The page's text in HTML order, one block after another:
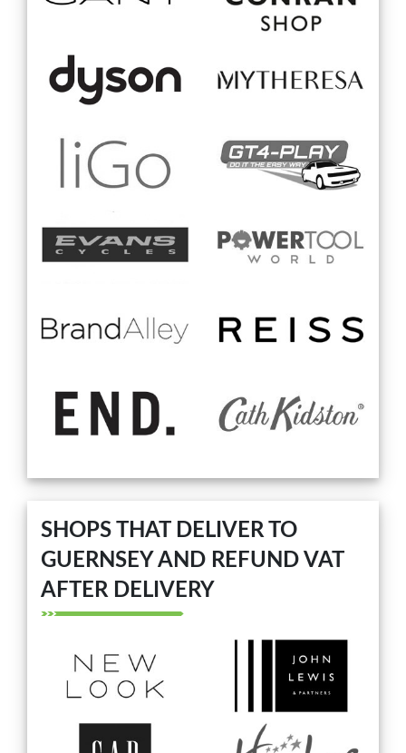
SHOPS THAT DELIVER TO
GUERNSEY AND REFUND VAT
AFTER DELIVERY